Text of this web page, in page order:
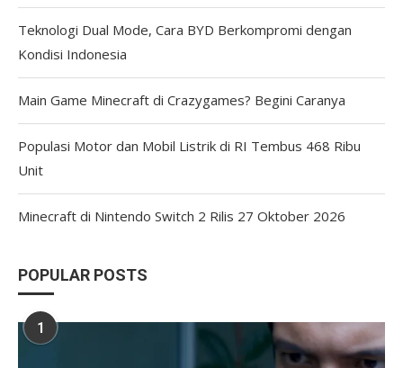
Teknologi Dual Mode, Cara BYD Berkompromi dengan
Kondisi Indonesia
Main Game Minecraft di Crazygames? Begini Caranya
Populasi Motor dan Mobil Listrik di RI Tembus 468 Ribu
Unit
Minecraft di Nintendo Switch 2 Rilis 27 Oktober 2026
POPULAR POSTS
1